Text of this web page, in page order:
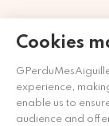
Cookies
experience,
enable us to
audience and
Merchant
Nederland klik